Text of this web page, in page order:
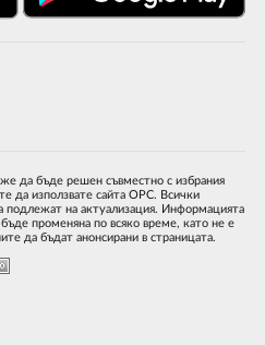
да бъде решен съвместно с избрания
да използвате сайта ОРС. Всички
подлежат на актуализация. Информацията
променяна по всяко време, като не е
да бъдат анонсирани в страницата.